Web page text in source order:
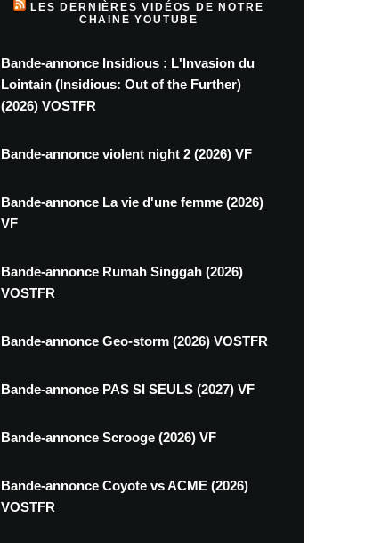
LES DERNIÈRES VIDÉOS DE NOTRE
CHAINE YOUTUBE
Bande-annonce Insidious : L'Invasion du
Lointain (Insidious: Out of the Further)
(2026) VOSTFR
Bande-annonce violent night 2 (2026) VF
Bande-annonce La vie d'une femme (2026)
VF
Bande-annonce Rumah Singgah (2026)
VOSTFR
Bande-annonce Geo-storm (2026) VOSTFR
Bande-annonce PAS SI SEULS (2027) VF
Bande-annonce Scrooge (2026) VF
Bande-annonce Coyote vs ACME (2026)
VOSTFR